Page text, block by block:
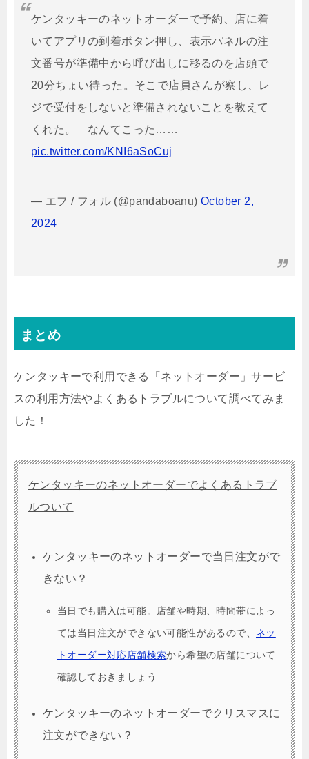
ケンタッキーのネットオーダーで予約、店に着
いてアプリの到着ボタン押し、表示パネルの注
文番号が準備中から呼び出しに移るのを店頭で
20分ちょい待った。そこで店員さんが察し、レ
ジで受付をしないと準備されないことを教えて
くれた。 なんてこった……
pic.twitter.com/KNI6aSoCuj
— エフ / フォル (@pandaboanu)October 2,
2024
まとめ
ケンタッキーで利用できる「ネットオーダー」サービ
スの利用方法やよくあるトラブルについて調べてみま
した！
ケンタッキーのネットオーダーでよくあるトラブ
ルついて
ケンタッキーのネットオーダーで当日注文がで
きない？
当日でも購入は可能。店舗や時期、時間帯によっ
ては当日注文ができない可能性があるので、 ネッ
トオーダー対応店舗検索から希望の店舗について
確認しておきましょう
ケンタッキーのネットオーダーでクリスマスに
注文ができない？